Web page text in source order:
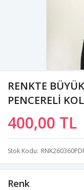
RENKTE
PENCERELİ
400,00 TL
Stok Kodu
Renk